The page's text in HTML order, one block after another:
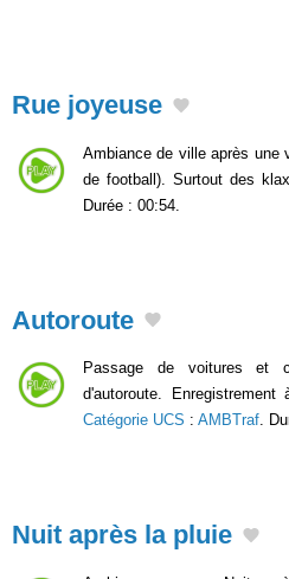
Rue joyeuse
Ambiance de ville après une
de football). Surtout des
Durée : 00:54.
Autoroute
Passage de voitures et
d'autoroute.
Catégorie UCS : AMBTraf.
Nuit après la pluie